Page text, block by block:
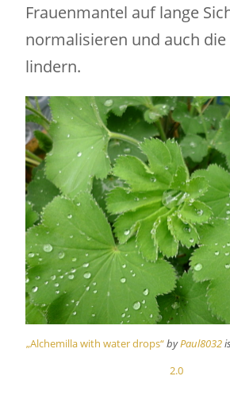
Frauenmantel auf lange
normalisieren und auch die
lindern.
„Alchemilla with water drops“byPaul8032
2.0